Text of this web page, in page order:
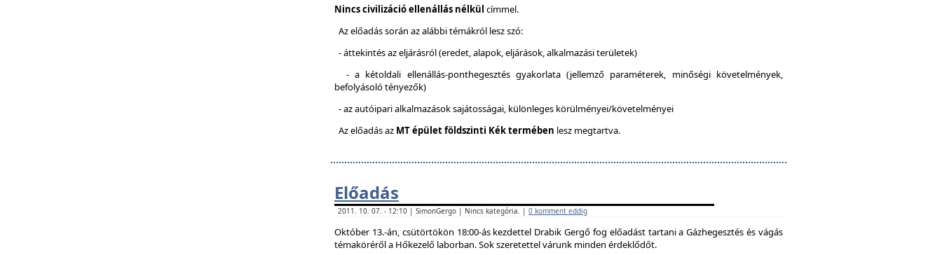
Nincs civilizáció ellenállás nélkül címmel.
Az előadás során az alábbi témákról lesz szó:
- áttekintés az eljárásról (eredet, alapok, eljárások, alkalmazási területek)
- a kétoldali ellenállás-ponthegesztés gyakorlata (jellemző paraméterek, minőségi követelmények,
befolyásoló tényezők)
- az autóipari alkalmazások sajátosságai, különleges körülményei/követelményei
Az előadás az MT épület földszinti Kék termében lesz megtartva.
Előadás
2011. 10. 07. - 12:10 | SimonGergo | Nincs kategória. | 0 komment eddig
Október 13.-án, csütörtökön 18:00-ás kezdettel Drabik Gergő fog előadást tartani a Gázhegesztés és vágás
témaköréről a Hőkezelő laborban. Sok szeretettel várunk minden érdeklődőt.